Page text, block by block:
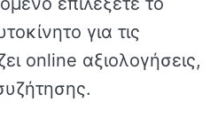
για τις
online αξιολογήσεις,